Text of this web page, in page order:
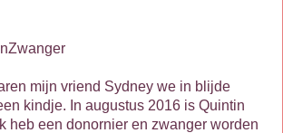
mijn vriend Sydney we in blijde
kindje. In augustus 2016 is Quintin
heb een donornier en zwanger worden